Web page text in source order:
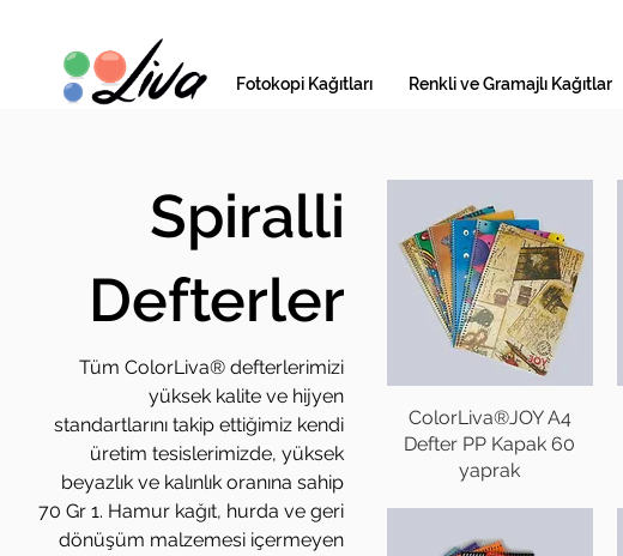
Fotokopi Kağıtları Renkli ve Gramajlı Kağıtlar
Spiralli
Defterler
Tüm ColorLiva® defterlerimizi
yüksek kalite ve hijyen
standartlarını takip ettiğimiz kendi
üretim tesislerimizde, yüksek
beyazlık ve kalınlık oranına sahip
70 Gr 1. Hamur kağıt, hurda ve geri
dönüşüm malzemesi içermeyen
ColorLiva®JOY A4
Defter PP Kapak 60
yaprak